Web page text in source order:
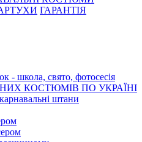
ГАРАНТІЯ
- школа, свято, фотосесія
КОСТЮМІВ ПО УКРАЇНІ
штани